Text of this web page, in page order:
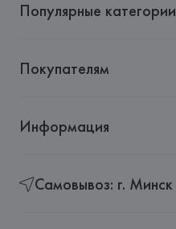
Популярные категории
Покупателям
Информация
Самовывоз: г. Минск